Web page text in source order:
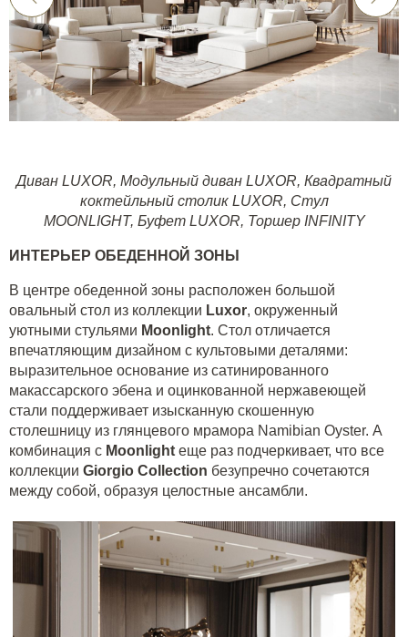
Диван LUXOR, Модульный диван LUXOR, Квадратный
коктейльный столик LUXOR, Стул
MOONLIGHT, Буфет LUXOR, Торшер INFINITY
ИНТЕРЬЕР ОБЕДЕННОЙ ЗОНЫ
В центре обеденной зоны расположен большой
овальный стол из коллекции Luxor, окруженный
уютными стульями Moonlight. Стол отличается
впечатляющим дизайном с культовыми деталями:
выразительное основание из сатинированного
макассарского эбена и оцинкованной нержавеющей
стали поддерживает изысканную скошенную
столешницу из глянцевого мрамора Namibian Oyster. А
комбинация с Moonlight еще раз подчеркивает, что все
коллекции Giorgio Collection безупречно сочетаются
между собой, образуя целостные ансамбли.